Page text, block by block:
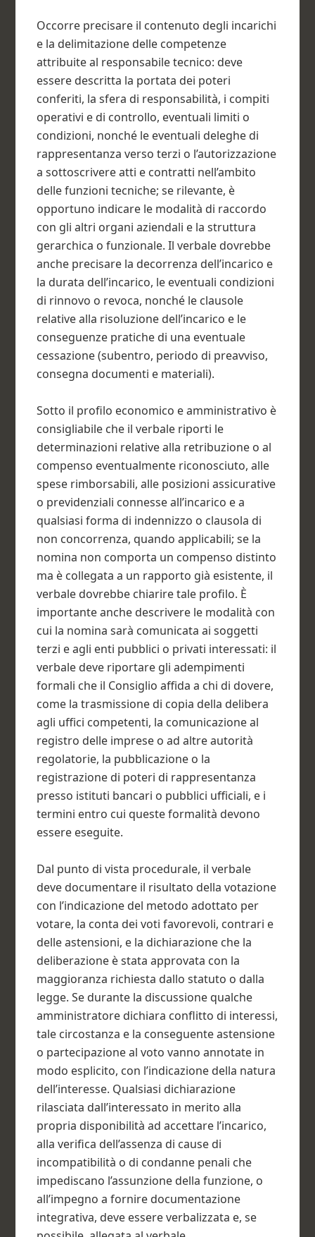
Occorre precisare il contenuto degli incarichi
e la delimitazione delle competenze
attribuite al responsabile tecnico: deve
essere descritta la portata dei poteri
conferiti, la sfera di responsabilità, i compiti
operativi e di controllo, eventuali limiti o
condizioni, nonché le eventuali deleghe di
rappresentanza verso terzi o l’autorizzazione
a sottoscrivere atti e contratti nell’ambito
delle funzioni tecniche; se rilevante, è
opportuno indicare le modalità di raccordo
con gli altri organi aziendali e la struttura
gerarchica o funzionale. Il verbale dovrebbe
anche precisare la decorrenza dell’incarico e
la durata dell’incarico, le eventuali condizioni
di rinnovo o revoca, nonché le clausole
relative alla risoluzione dell’incarico e le
conseguenze pratiche di una eventuale
cessazione (subentro, periodo di preavviso,
consegna documenti e materiali).
Sotto il profilo economico e amministrativo è
consigliabile che il verbale riporti le
determinazioni relative alla retribuzione o al
compenso eventualmente riconosciuto, alle
spese rimborsabili, alle posizioni assicurative
o previdenziali connesse all’incarico e a
qualsiasi forma di indennizzo o clausola di
non concorrenza, quando applicabili; se la
nomina non comporta un compenso distinto
ma è collegata a un rapporto già esistente, il
verbale dovrebbe chiarire tale profilo. È
importante anche descrivere le modalità con
cui la nomina sarà comunicata ai soggetti
terzi e agli enti pubblici o privati interessati: il
verbale deve riportare gli adempimenti
formali che il Consiglio affida a chi di dovere,
come la trasmissione di copia della delibera
agli uffici competenti, la comunicazione al
registro delle imprese o ad altre autorità
regolatorie, la pubblicazione o la
registrazione di poteri di rappresentanza
presso istituti bancari o pubblici ufficiali, e i
termini entro cui queste formalità devono
essere eseguite.
Dal punto di vista procedurale, il verbale
deve documentare il risultato della votazione
con l’indicazione del metodo adottato per
votare, la conta dei voti favorevoli, contrari e
delle astensioni, e la dichiarazione che la
deliberazione è stata approvata con la
maggioranza richiesta dallo statuto o dalla
legge. Se durante la discussione qualche
amministratore dichiara conflitto di interessi,
tale circostanza e la conseguente astensione
o partecipazione al voto vanno annotate in
modo esplicito, con l’indicazione della natura
dell’interesse. Qualsiasi dichiarazione
rilasciata dall’interessato in merito alla
propria disponibilità ad accettare l’incarico,
alla verifica dell’assenza di cause di
incompatibilità o di condanne penali che
impediscano l’assunzione della funzione, o
all’impegno a fornire documentazione
integrativa, deve essere verbalizzata e, se